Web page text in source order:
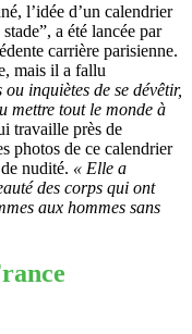
l’idée d’un calendrier
a été lancée par
carrière parisienne.
mais il a fallu
inquiètes de se dévêtir,
mettre tout le monde à
travaille près de
photos de ce calendrier
nudité. « Elle a
des corps qui ont
aux hommes sans